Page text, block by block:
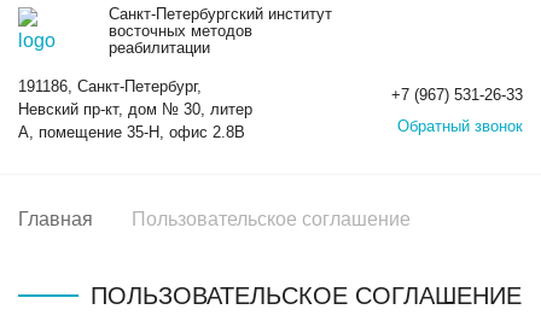
Санкт-Петербургский институт
восточных методов
реабилитации
191186, Санкт-Петербург,
Невский пр-кт, дом № 30, литер
А, помещение 35-Н, офис 2.8В
+7 (967) 531-26-33
Обратный звонок
Главная Пользовательское соглашение
ПОЛЬЗОВАТЕЛЬСКОЕ СОГЛАШЕНИЕ